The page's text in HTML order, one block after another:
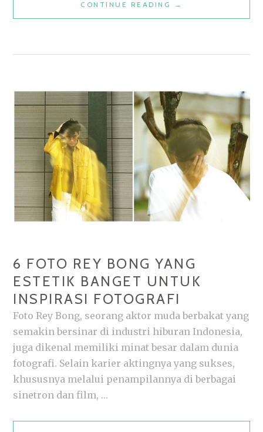
CONTINUE READING
EFEK
MONOKROM
KEINDAHAN
KLASIK
DALAM
BARU!
→
6 FOTO REY BONG YANG
ESTETIK BANGET UNTUK
INSPIRASI FOTOGRAFI
Foto Rey Bong, seorang aktor muda berbakat yang
semakin bersinar di industri hiburan Indonesia,
juga dikenal memiliki minat besar dalam dunia
fotografi. Selain karier aktingnya yang sukses,
khususnya melalui penampilannya di berbagai
sinetron dan film, …